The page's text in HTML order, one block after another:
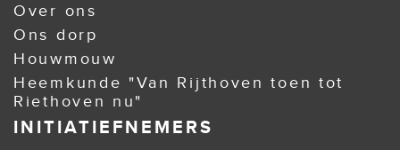
Over ons
Ons dorp
Houwmouw
Heemkunde "Van Rijthoven toen tot
Riethoven nu"
INITIATIEFNEMERS